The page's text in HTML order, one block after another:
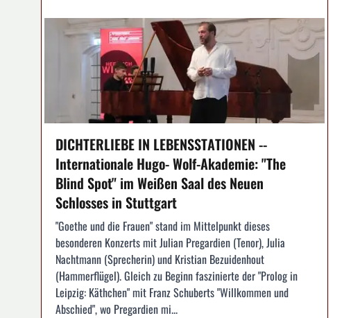
DICHTERLIEBE IN LEBENSSTATIONEN --
Internationale Hugo- Wolf-Akademie: "The
Blind Spot" im Weißen Saal des Neuen
Schlosses in Stuttgart
"Goethe und die Frauen" stand im Mittelpunkt dieses
besonderen Konzerts mit Julian Pregardien (Tenor), Julia
Nachtmann (Sprecherin) und Kristian Bezuidenhout
(Hammerflügel). Gleich zu Beginn faszinierte der "Prolog in
Leipzig: Käthchen" mit Franz Schuberts "Willkommen und
Abschied", wo Pregardien mi...